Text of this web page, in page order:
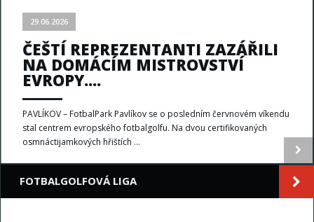
29.06.2026
ČEŠTÍ REPREZENTANTI ZAZÁŘILI
NA DOMÁCÍM MISTROVSTVÍ
EVROPY....
PAVLÍKOV – FotbalPark Pavlíkov se o posledním červnovém víkendu
stal centrem evropského fotbalgolfu. Na dvou certifikovaných
osmnáctijamkových hřištích ...
FOTBALGOLFOVÁ LIGA